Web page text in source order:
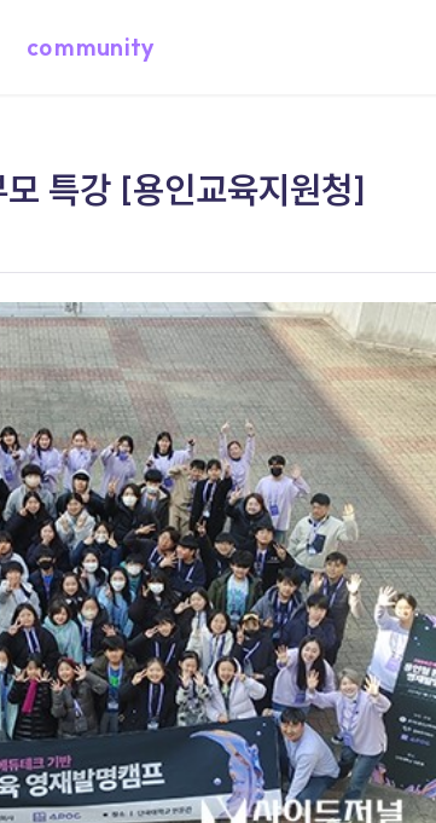
community
모 특강 [용인교육지원청]